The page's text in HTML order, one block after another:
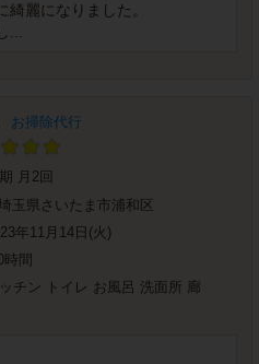
麗になりました。
お掃除代行
月2回
埼玉県さいたま市浦和区
年11月14日(火)
時間
チン トイレ お風呂 洗面所 廊